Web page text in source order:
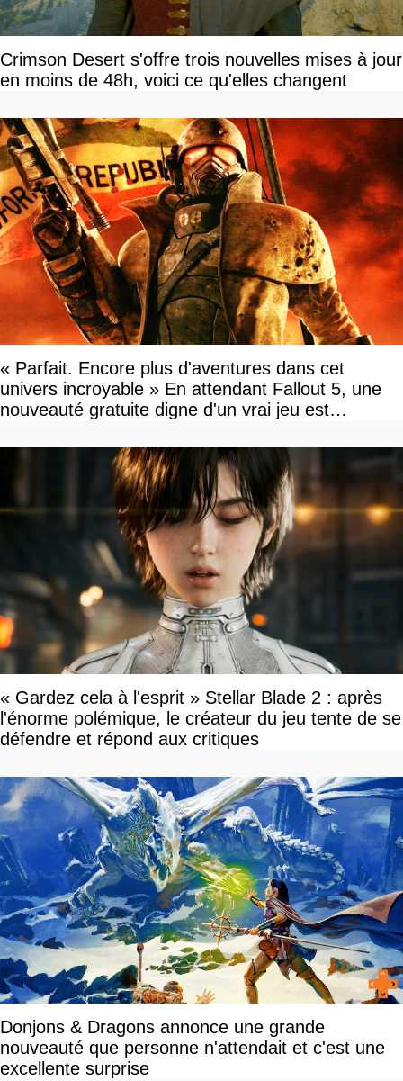
Crimson Desert s'offre trois nouvelles mises à jour
en moins de 48h, voici ce qu'elles changent
« Parfait. Encore plus d'aventures dans cet
univers incroyable » En attendant Fallout 5, une
nouveauté gratuite digne d'un vrai jeu est
« Gardez cela à l'esprit » Stellar Blade 2 : après
l'énorme polémique, le créateur du jeu tente de se
défendre et répond aux critiques
Donjons & Dragons annonce une grande
nouveauté que personne n'attendait et c'est une
excellente surprise